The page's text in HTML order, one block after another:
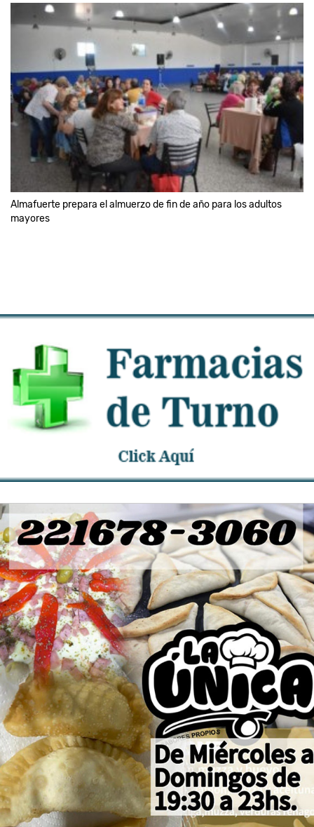
Almafuerte prepara el almuerzo de fin de año para los adultos
mayores